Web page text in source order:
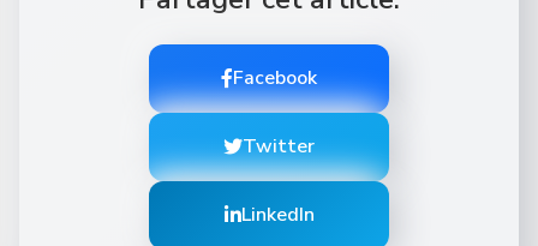
Facebook
Twitter
LinkedIn